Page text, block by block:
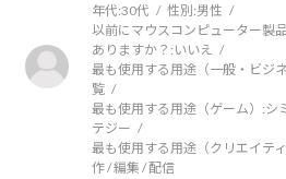
年代:30代 性別:男性
以前にマウスコンピューター製
ありますか？: いいえ
最も使用する用途（一般・ビジ
覧
最も使用する用途（ゲーム）:シ
テジー
最も使用する用途（クリエイテ
作 / 編集 / 配信